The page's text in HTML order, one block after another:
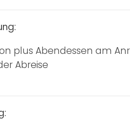
plus Abendessen am
Abreise